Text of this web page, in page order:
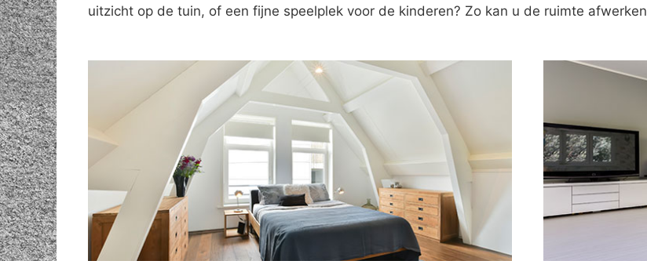
uitzicht op de tuin, of een fijne speelplek voor de kinderen? Zo kan u de ruimte